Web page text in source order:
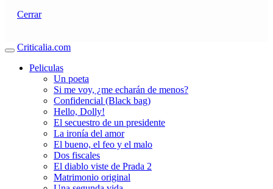
Cerrar
Criticalia.com
Peliculas
Un poeta
Si me voy, ¿me echarán de menos?
Confidencial (Black bag)
Hello, Dolly!
El secuestro de un presidente
La ironía del amor
El bueno, el feo y el malo
Dos fiscales
El diablo viste de Prada 2
Matrimonio original